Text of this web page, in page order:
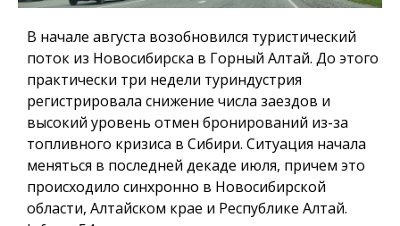
В начале августа возобновился туристический
поток из Новосибирска в Горный Алтай. До этого
практически три недели туриндустрия
регистрировала снижение числа заездов и
высокий уровень отмен бронирований из-за
топливного кризиса в Сибири. Ситуация начала
меняться в последней декаде июля, причем это
происходило синхронно в Новосибирской
области, Алтайском крае и Республике Алтай.